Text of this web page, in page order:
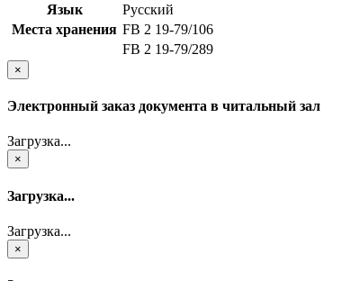
Язык
Русский
Места хранения FB 2 19-79/106
FB 2 19-79/289
×
Электронный заказ документа в читальный зал
Загрузка...
×
Загрузка...
Загрузка...
×